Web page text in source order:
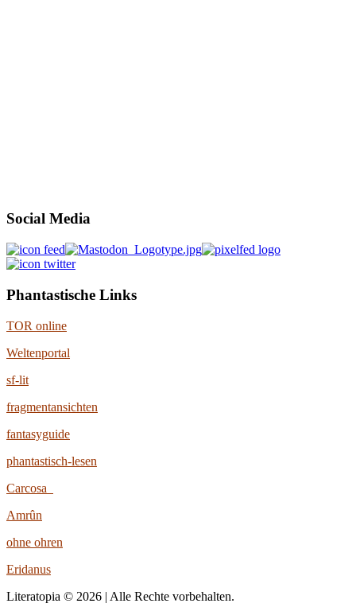
Social Media
Phantastische Links
TOR online
Weltenportal
sf-lit
fragmentansichten
fantasyguide
phantastisch-lesen
Carcosa
Amrûn
ohne ohren
Eridanus
Literatopia © 2026 | Alle Rechte vorbehalten.